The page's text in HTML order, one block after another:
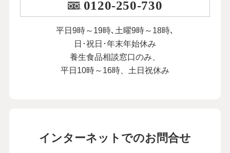
0120-250-730
平日9時～19時､土曜9時～18時､
日･祝日･年末年始休み
養生食品相談窓口のみ、
平日10時～16時、土日祝休み
インターネットでのお問合せ